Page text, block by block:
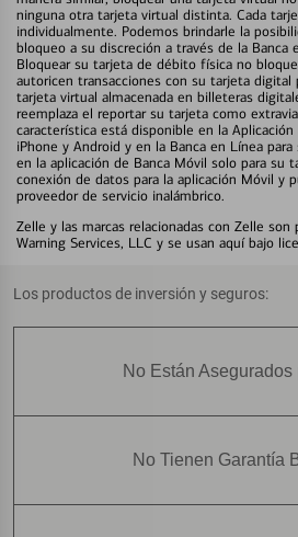
ninguna otra tarjeta virtual distinta. Cada
individualmente. Podemos brindarle la
bloqueo a su discreción a través de la Banca
Bloquear su tarjeta de débito física no
autoricen transacciones con su tarjeta digital
tarjeta virtual almacenada en billeteras
reemplaza el reportar su tarjeta como
característica está disponible en la Aplicación
iPhone y Android y en la Banca en Línea
en la aplicación de Banca Móvil solo para su
conexión de datos para la aplicación Móvil y
proveedor de servicio inalámbrico.
Zelle y las marcas relacionadas con Zelle son
Warning Services, LLC y se usan aquí bajo
Los productos de inversión y seguros:
No Están Asegurados
No Tienen Garantía